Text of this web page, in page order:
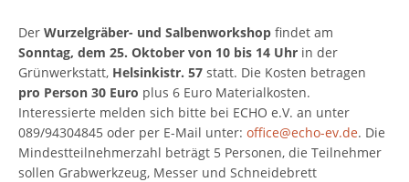
Der Wurzelgräber- und Salbenworkshop findet am
Sonntag, dem 25. Oktober von 10 bis 14 Uhr in der
Grünwerkstatt, Helsinkistr. 57 statt. Die Kosten betragen
pro Person 30 Euro plus 6 Euro Materialkosten.
Interessierte melden sich bitte bei ECHO e.V. an unter
089/94304845 oder per E-Mail unter: office@echo-ev.de. Die
Mindestteilnehmerzahl beträgt 5 Personen, die Teilnehmer
sollen Grabwerkzeug, Messer und Schneidebrett